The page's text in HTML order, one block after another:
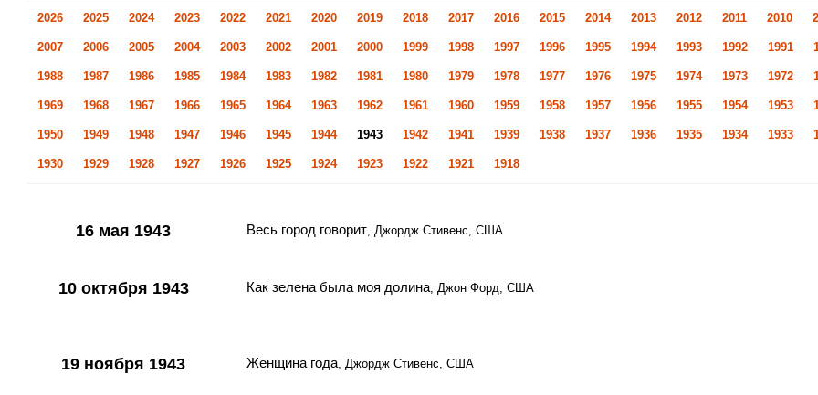
2026 2025 2024 2023 2022 2021 2020 2019 2018 2017 2016 2015 2014 2013 2012 2011 2010
2007 2006 2005 2004 2003 2002 2001 2000 1999 1998 1997 1996 1995 1994 1993 1992 1991
1988 1987 1986 1985 1984 1983 1982 1981 1980 1979 1978 1977 1976 1975 1974 1973 1972
1969 1968 1967 1966 1965 1964 1963 1962 1961 1960 1959 1958 1957 1956 1955 1954 1953
1950 1949 1948 1947 1946 1945 1944 1943 1942 1941 1939 1938 1937 1936 1935 1934 1933
1930 1929 1928 1927 1926 1925 1924 1923 1922 1921 1918
16 мая 1943 Весь город говорит, Джордж Стивенс, США
10 октября 1943 Как зелена была моя долина, Джон Форд, США
19 ноября 1943 Женщина года, Джордж Стивенс, США